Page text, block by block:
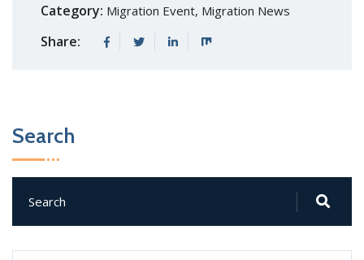
Category: Migration Event, Migration News
Share:
Search